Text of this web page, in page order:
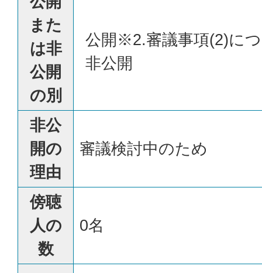
また
は非
公開
の別
公開※2.審議事項(2)に
非公開
非公
開の
理由
審議検討中のため
傍聴
人の
数
0名